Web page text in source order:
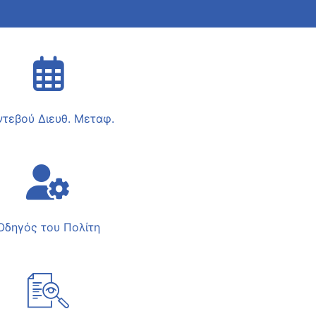
Διευθ. Μεταφ.
του Πολίτη